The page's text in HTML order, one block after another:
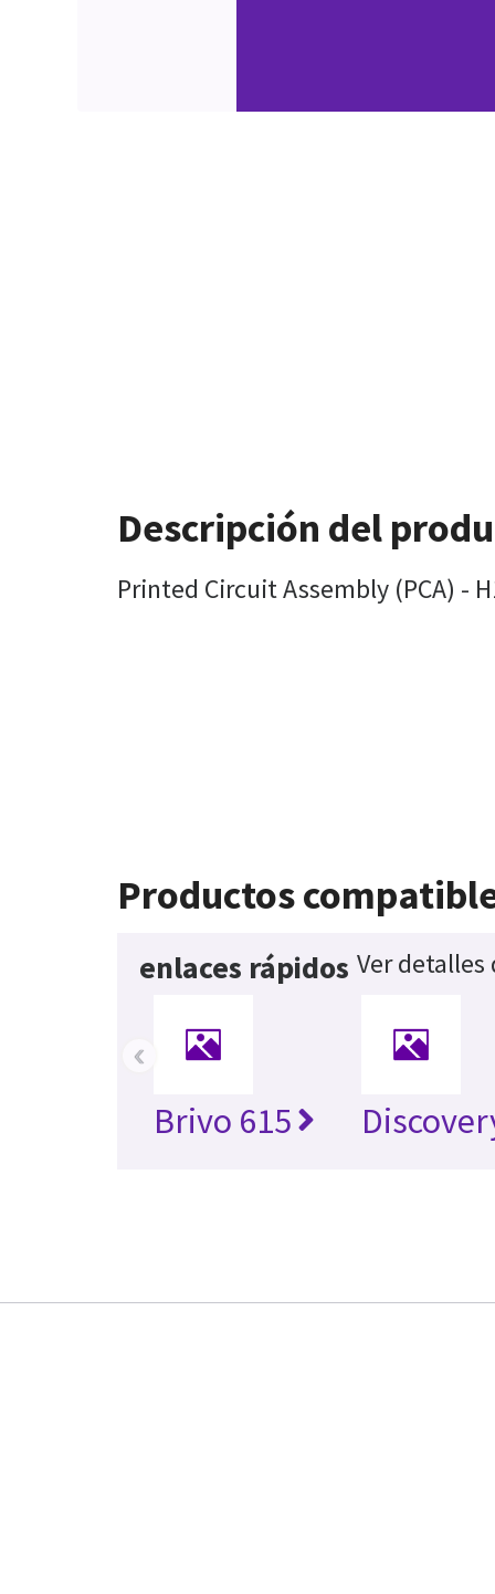
Descripción del
Printed Circuit Assembly (PCA) -
Productos
enlaces rápidos Ver
Brivo 615
‹